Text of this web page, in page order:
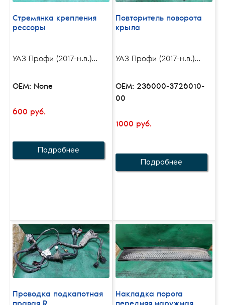
Стремянка крепления
рессоры
УАЗ Профи (2017-н.в.)...
OEM: None
600 руб.
Подробнее
Повторитель поворота
крыла
УАЗ Профи (2017-н.в.)...
OEM: 236000-3726010-
00
1000 руб.
Подробнее
Проводка подкапотная
Накладка порога